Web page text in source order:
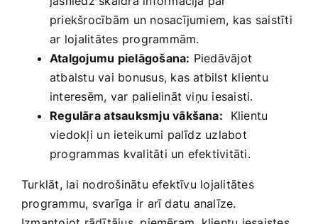
priekšrocībām ⁢un nosacījumiem, kas⁤ saistīti
ar ⁢lojalitātes programmām.
Atalgojumu pielāgošana: Piedāvājot‌
atbalstu vai bonusus, kas atbilst klientu
interesēm, var​ palielināt ‍viņu iesaisti.
Regulāra⁤ atsauksmju vākšana: ⁤ Klientu
viedokļi ⁣un ​ieteikumi palīdz uzlabot
programmas kvalitāti un efektivitāti.
Turklāt, ‌lai nodrošinātu efektīvu lojalitātes‌
programmu, svarīga⁣ ir arī datu analīze.​